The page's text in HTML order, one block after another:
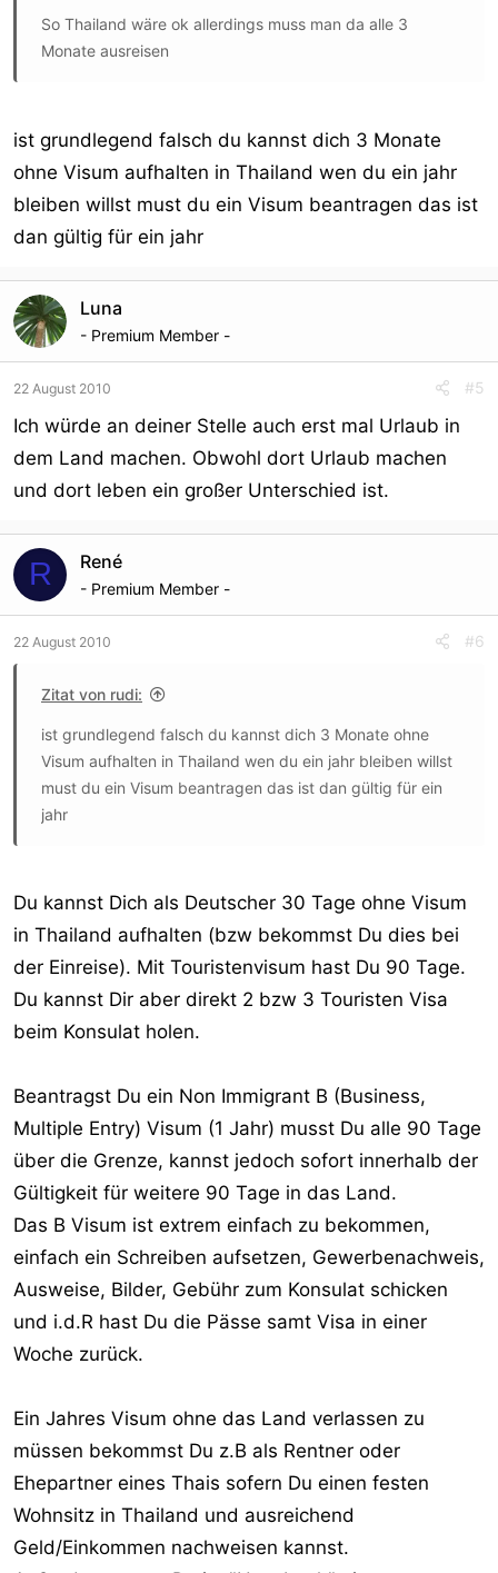
So Thailand wäre ok allerdings muss man da alle 3
Monate ausreisen
ist grundlegend falsch du kannst dich 3 Monate
ohne Visum aufhalten in Thailand wen du ein jahr
bleiben willst must du ein Visum beantragen das ist
dan gültig für ein jahr
Luna
- Premium Member -
22 August 2010 #5
Ich würde an deiner Stelle auch erst mal Urlaub in
dem Land machen. Obwohl dort Urlaub machen
und dort leben ein großer Unterschied ist.
R René
- Premium Member -
22 August 2010 #6
Zitat von rudi:
ist grundlegend falsch du kannst dich 3 Monate ohne
Visum aufhalten in Thailand wen du ein jahr bleiben willst
must du ein Visum beantragen das ist dan gültig für ein
jahr
Du kannst Dich als Deutscher 30 Tage ohne Visum
in Thailand aufhalten (bzw bekommst Du dies bei
der Einreise). Mit Touristenvisum hast Du 90 Tage.
Du kannst Dir aber direkt 2 bzw 3 Touristen Visa
beim Konsulat holen.
Beantragst Du ein Non Immigrant B (Business,
Multiple Entry) Visum (1 Jahr) musst Du alle 90 Tage
über die Grenze, kannst jedoch sofort innerhalb der
Gültigkeit für weitere 90 Tage in das Land.
Das B Visum ist extrem einfach zu bekommen,
einfach ein Schreiben aufsetzen, Gewerbenachweis,
Ausweise, Bilder, Gebühr zum Konsulat schicken
und i.d.R hast Du die Pässe samt Visa in einer
Woche zurück.
Ein Jahres Visum ohne das Land verlassen zu
müssen bekommst Du z.B als Rentner oder
Ehepartner eines Thais sofern Du einen festen
Wohnsitz in Thailand und ausreichend
Geld/Einkommen nachweisen kannst.